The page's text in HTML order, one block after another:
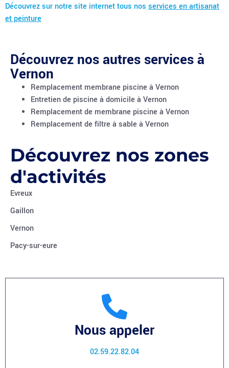
Découvrez sur notre site internet tous nos services en artisanat
et peinture
Découvrez nos autres services à
Vernon
Remplacement membrane piscine à Vernon
Entretien de piscine à domicile à Vernon
Remplacement de membrane piscine à Vernon
Remplacement de filtre à sable à Vernon
Découvrez nos zones
d'activités
Evreux
Gaillon
Vernon
Pacy-sur-eure
Nous appeler
02.59.22.82.04